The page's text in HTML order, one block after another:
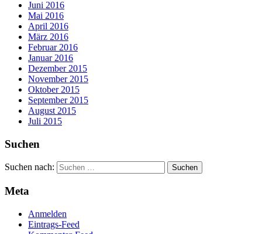
Juni 2016
Mai 2016
April 2016
März 2016
Februar 2016
Januar 2016
Dezember 2015
November 2015
Oktober 2015
September 2015
August 2015
Juli 2015
Suchen
Suchen nach:
Meta
Anmelden
Eintrags-Feed